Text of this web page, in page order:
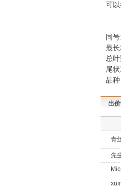
可
同
最
总
尾
品种
出
青
先